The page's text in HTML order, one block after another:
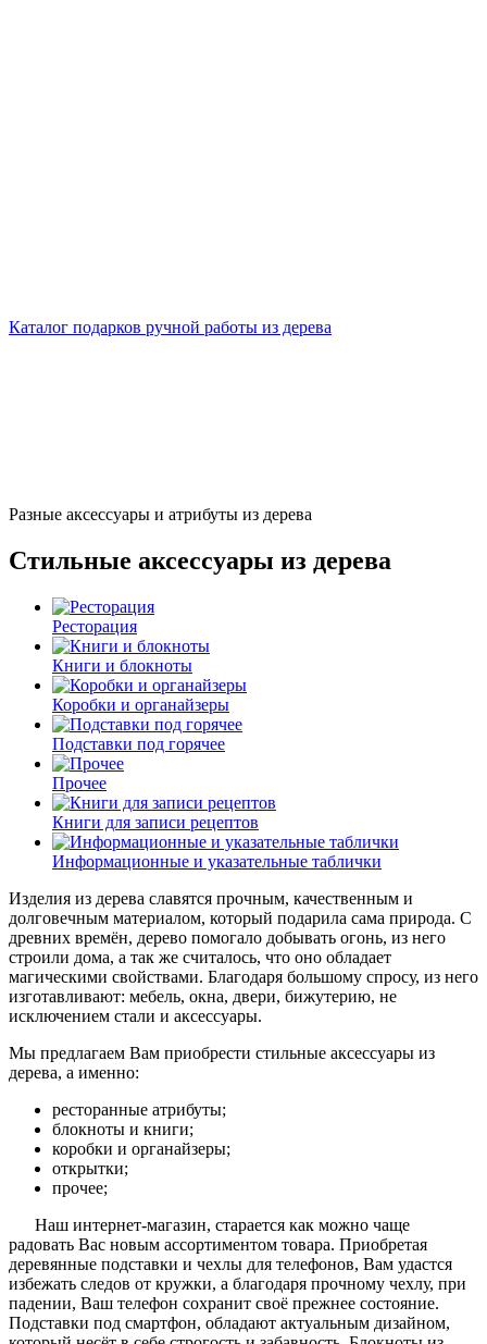
Каталог подарков ручной работы из дерева
Разные аксессуары и атрибуты из дерева
Стильные аксессуары из дерева
Ресторация
Книги и блокноты
Коробки и органайзеры
Подставки под горячее
Прочее
Книги для записи рецептов
Информационные и указательные таблички
Изделия из дерева славятся прочным, качественным и
долговечным материалом, который подарила сама природа. С
древних времён, дерево помогало добывать огонь, из него
строили дома, а так же считалось, что оно обладает
магическими свойствами. Благодаря большому спросу, из него
изготавливают: мебель, окна, двери, бижутерию, не
исключением стали и аксессуары.
Мы предлагаем Вам приобрести стильные аксессуары из
дерева, а именно:
ресторанные атрибуты;
блокноты и книги;
коробки и органайзеры;
открытки;
прочее;
Наш интернет-магазин, старается как можно чаще
радовать Вас новым ассортиментом товара. Приобретая
деревянные подставки и чехлы для телефонов, Вам удастся
избежать следов от кружки, а благодаря прочному чехлу, при
падении, Ваш телефон сохранит своё прежнее состояние.
Подставки под смартфон, обладают актуальным дизайном,